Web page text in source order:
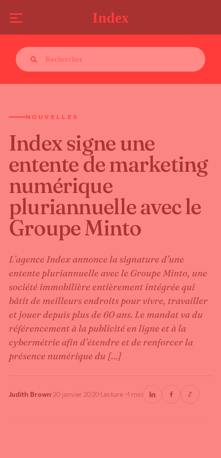
Index
NOUVELLES
Index signe une
entente de marketing
numérique
pluriannuelle avec le
Groupe Minto
L’agence Index annonce la signature d’une
entente pluriannuelle avec le Groupe Minto, une
société immobilière entièrement intégrée qui
bâtit de meilleurs endroits pour vivre, travailler
et jouer depuis plus de 60 ans. Le mandat va du
référencement à la publicité en ligne et à la
cybermétrie afin d’étendre et de renforcer la
présence numérique du […]
Judith Brown 20 janvier 2020 Lecture ~1 min